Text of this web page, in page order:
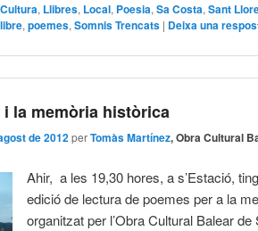
Cultura, Llibres, Local, Poesia,Sa Costa,Sant
,poemes,Somnis Trencats | Deixa una
i la memòria històrica
de 2012 perTomàs Martínez, Obra Cultural
Ahir, a les 19,30 hores, a s’Estació,
edició de lectura de poemes per a la
organitzat per l’Obra Cultural Balear